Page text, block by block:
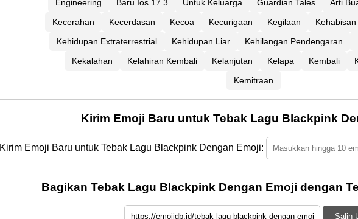
Engineering
Baru Ios 17.3 Untuk Keluarga Guardian Tales Arti
Kecerahan
Kecerdasan Kecoa Kecurigaan Kegilaan Kehabisan
Kehidupan Extraterrestrial
Kehidupan Liar Kehilangan Pendengaran
Kekalahan
Kelahiran Kembali Kelanjutan Kelapa Kembali
Kemitraan
Kirim Emoji Baru untuk Tebak Lagu Blackpink
Kirim Emoji Baru untuk Tebak Lagu Blackpink Dengan Emoji:
Bagikan Tebak Lagu Blackpink Dengan Emoji dengan
Salin